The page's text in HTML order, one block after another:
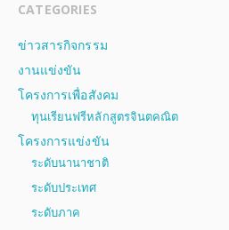
CATEGORIES
ข่าวสารกิจกรรม
งานแข่งขัน
โครงการเพื่อสังคม
ทุนเรียนฟรีหลักสูตรจินตคณิต
โครงการแข่งขัน
ระดับนานาชาติ
ระดับประเทศ
ระดับภาค